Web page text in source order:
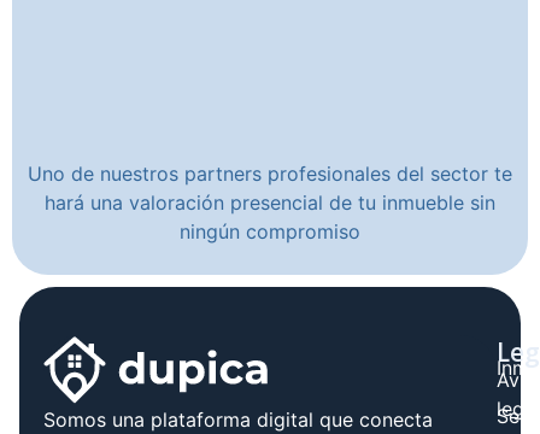
Uno de nuestros partners profesionales del sector te
hará una valoración presencial de tu inmueble sin
ningún compromiso
Somos una plataforma digital que conecta
legal